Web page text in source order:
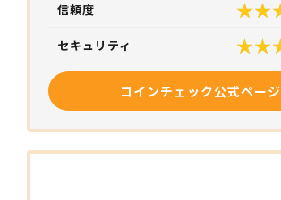
信頼度
セキュリティ
コインチェック公式ページ